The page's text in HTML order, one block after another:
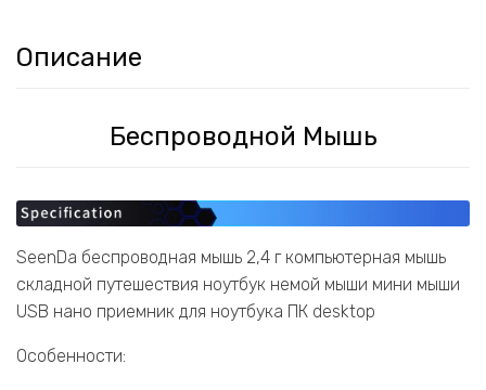
Описание
Беспроводной Мышь
SeenDa беспроводная мышь 2,4 г компьютерная мышь
складной путешествия ноутбук немой мыши мини мыши
USB нано приемник для ноутбука ПК desktop
Особенности: